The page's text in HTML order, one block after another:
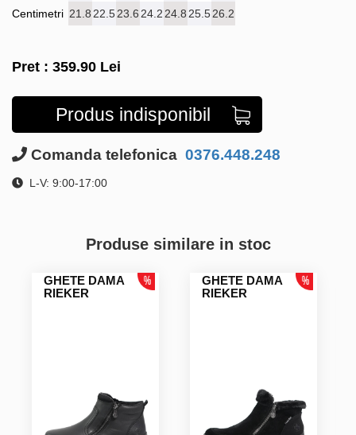
Centimetri 21.8 22.523.6 24.2 24.8 25.526.2
Pret : 359.90 Lei
Produs indisponibil
Comanda telefonica 0376.448.248
L-V: 9:00-17:00
Produse similare in stoc
GHETE DAMA
RIEKER
GHETE DAMA
RIEKER